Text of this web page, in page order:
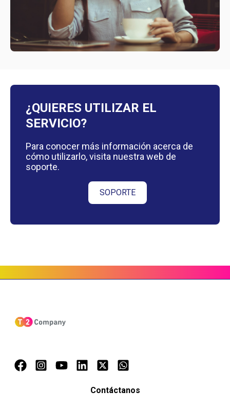
¿QUIERES UTILIZAR EL
SERVICIO?
Para conocer más información acerca de
cómo utilizarlo, visita nuestra web de
soporte.
SOPORTE
Contáctanos